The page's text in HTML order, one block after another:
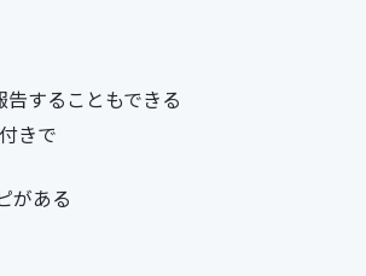
告することもできる
きで
がある